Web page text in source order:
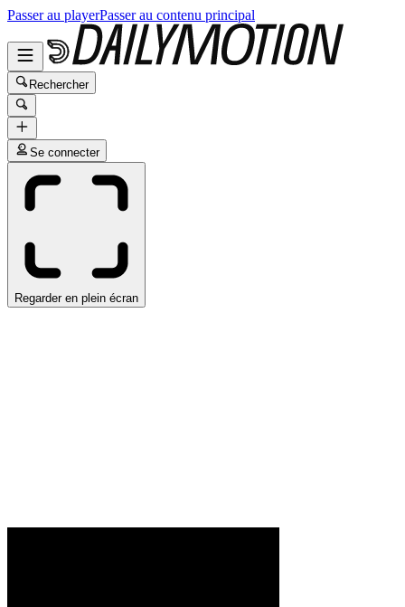
Passer au playerPasser au contenu principal
Rechercher
Se connecter
Regarder en plein écran